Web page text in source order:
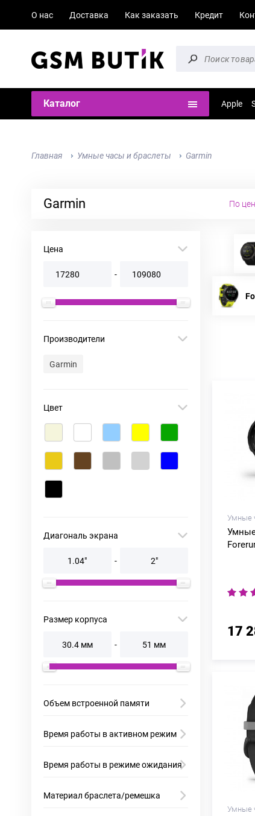
О нас Доставка Как заказать Кредит
Каталог Apple
Главная Умные часы и браслеты Garmin
Garmin По
Цена
-
Производители
Garmin
Цвет
Диагональ экрана
-
Размер корпуса
-
Объем встроенной памяти
Время работы в активном режим
Время работы в режиме ожидания
Материал браслета/ремешка
Умные
17
Умные